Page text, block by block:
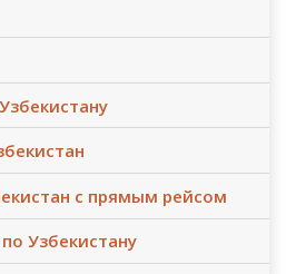
с прямым рейсом
Узбекистану